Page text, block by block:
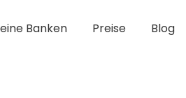
Banken Preise Blog